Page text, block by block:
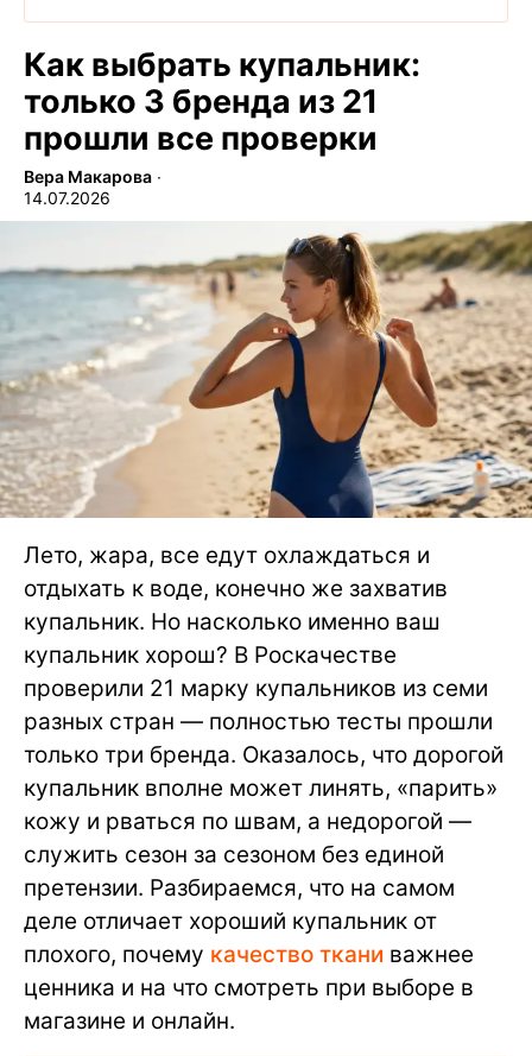
Как выбрать купальник:
только 3 бренда из 21
прошли все проверки
Вера Макарова ∙
14.07.2026
Лето, жара, все едут охлаждаться и
отдыхать к воде, конечно же захватив
купальник. Но насколько именно ваш
купальник хорош? В Роскачестве
проверили 21 марку купальников из семи
разных стран — полностью тесты прошли
только три бренда. Оказалось, что дорогой
купальник вполне может линять, «парить»
кожу и рваться по швам, а недорогой —
служить сезон за сезоном без единой
претензии. Разбираемся, что на самом
деле отличает хороший купальник от
плохого, почему качество ткани важнее
ценника и на что смотреть при выборе в
магазине и онлайн.